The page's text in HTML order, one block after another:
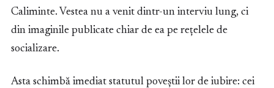
Caliminte. Vestea nu a venit dintr-un interviu lung, ci
din imaginile publicate chiar de ea pe rețelele de
socializare.
Asta schimbă imediat statutul poveștii lor de iubire: cei